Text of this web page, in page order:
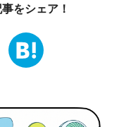
をシェア！